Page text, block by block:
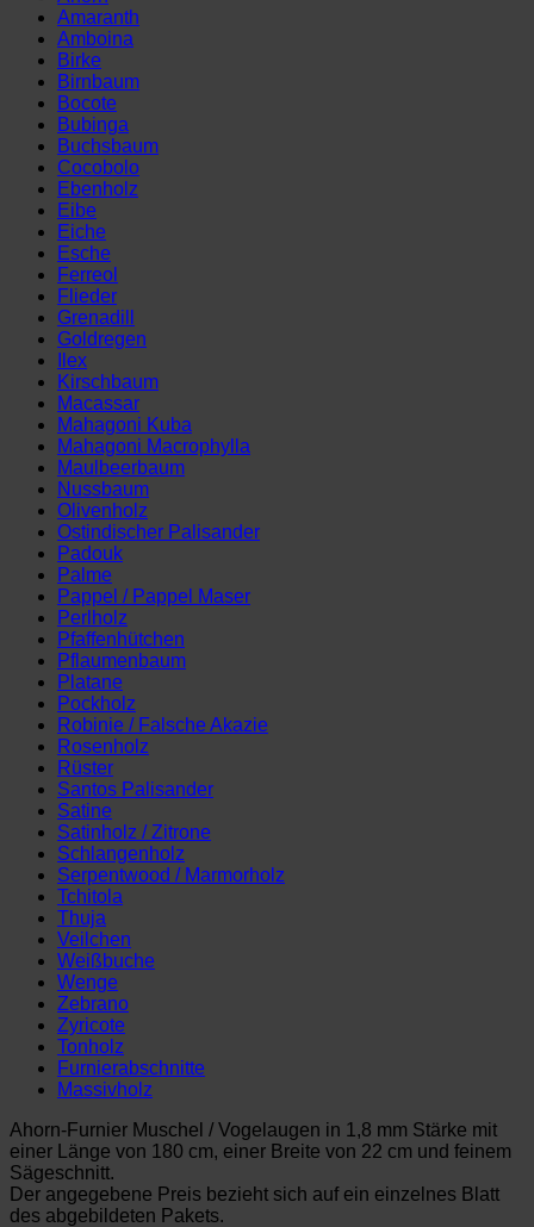
(180
x
22
cm)
Menge
Amaranth
Amboina
Birke
Birnbaum
Bocote
Bubinga
Buchsbaum
Cocobolo
Ebenholz
Eibe
Eiche
Esche
Ferreol
Flieder
Grenadill
Goldregen
Ilex
Kirschbaum
Macassar
Mahagoni Kuba
Mahagoni Macrophylla
Maulbeerbaum
Nussbaum
Olivenholz
Ostindischer Palisander
Padouk
Palme
Pappel / Pappel Maser
Perlholz
Pfaffenhütchen
Pflaumenbaum
Platane
Pockholz
Robinie / Falsche Akazie
Rosenholz
Rüster
Santos Palisander
Satine
Satinholz / Zitrone
Schlangenholz
Serpentwood / Marmorholz
Tchitola
Thuja
Veilchen
Weißbuche
Wenge
Zebrano
Zyricote
Tonholz
Furnierabschnitte
Massivholz
Ahorn-Furnier Muschel / Vogelaugen in 1,8 mm Stärke mit
einer Länge von 180 cm, einer Breite von 22 cm und feinem
Sägeschnitt.
Der angegebene Preis bezieht sich auf ein einzelnes Blatt
des abgebildeten Pakets.